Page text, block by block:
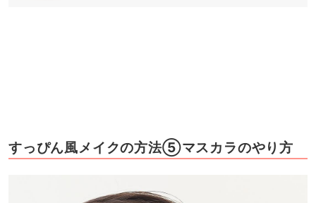
すっぴん風メイクの方法⑤マスカラのやり方